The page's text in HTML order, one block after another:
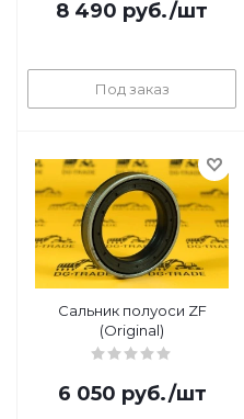
8 490 руб./шт
Под заказ
Сальник полуоси ZF
(Original)
6 050 руб./шт